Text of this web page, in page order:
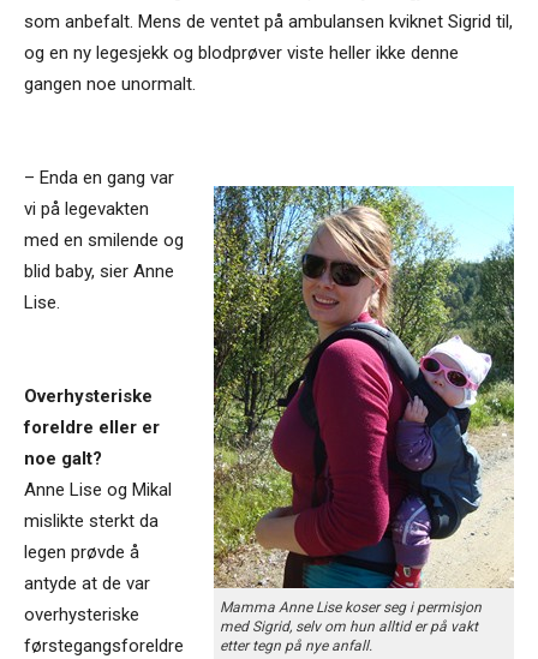
som anbefalt. Mens de ventet på ambulansen kviknet Sigrid til,
og en ny legesjekk og blodprøver viste heller ikke denne
gangen noe unormalt.
Mamma Anne Lise koser seg i permisjon
med Sigrid, selv om hun alltid er på vakt
etter tegn på nye anfall.
– Enda en gang var
vi på legevakten
med en smilende og
blid baby, sier Anne
Lise.
Overhysteriske
foreldre eller er
noe galt?
Anne Lise og Mikal
mislikte sterkt da
legen prøvde å
antyde at de var
overhysteriske
førstegangsforeldre